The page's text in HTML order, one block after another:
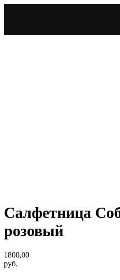
Салфетница
розовый
1800,00
руб.